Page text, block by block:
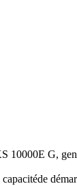
10000E G,
capacitéde